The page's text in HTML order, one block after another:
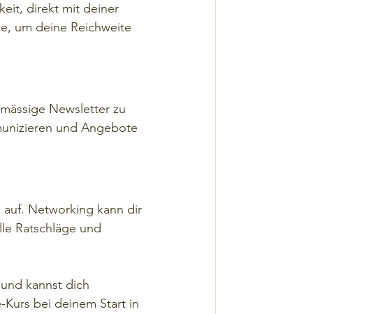
direkt mit deiner
um deine Reichweite
Newsletter zu
und Angebote
auf. Networking kann dir
Ratschläge und
kannst dich
Kurs bei deinem Start in